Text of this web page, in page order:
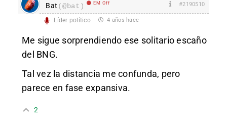
Bat (@bat) EM Off #2190510
Líder político 4 años hace
Me sigue sorprendiendo ese solitario escaño
del BNG.
Tal vez la distancia me confunda, pero
parece en fase expansiva.
2